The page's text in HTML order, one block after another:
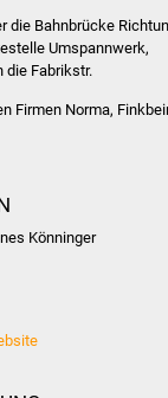
Was
die Bahnbrücke
Umspannwerk,
die Fabrikstr.
Firmen Norma,
Könninger